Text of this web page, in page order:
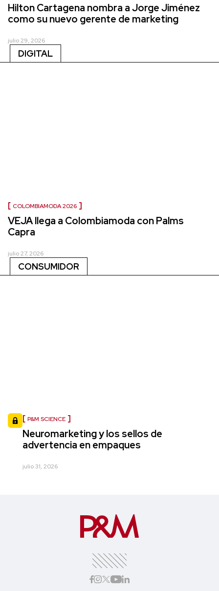
Hilton Cartagena nombra a Jorge Jiménez
como su nuevo gerente de marketing
julio 29, 2026
DIGITAL
COLOMBIAMODA 2026
VEJA llega a Colombiamoda con Palms
Capra
julio 27, 2026
CONSUMIDOR
P&M SCIENCE
Neuromarketing y los sellos de
advertencia en empaques
julio 31, 2026